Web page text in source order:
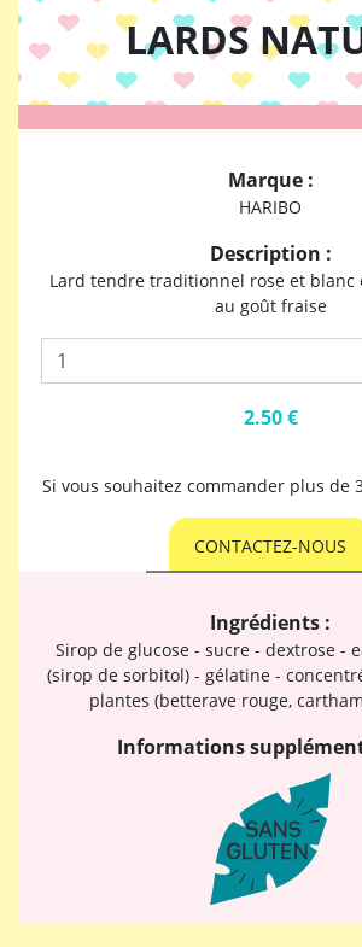
LARDS
Marque :
HARIBO
Description :
Lard tendre traditionnel rose et blanc
au goût fraise
2.50 €
Si vous souhaitez commander plus de
CONTACTEZ-NOUS
Ingrédients :
Sirop de glucose - sucre - dextrose -
(sirop de sorbitol) - gélatine -
plantes (betterave rouge,
Informations